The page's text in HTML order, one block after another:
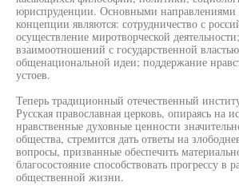
юриспруденции. Основными направлениями
концепции являются: сотрудничество с
осуществление миротворческой
взаимоотношений с государственной
общенациональной идеи; поддержание
устоев.
Теперь традиционный отечественный
Русская православная церковь, опираясь на
нравственные духовные ценности
общества, стремится дать ответы на
вопросы, призванные обеспечить
благосостояние способствовать прогрессу в
общественной жизни.